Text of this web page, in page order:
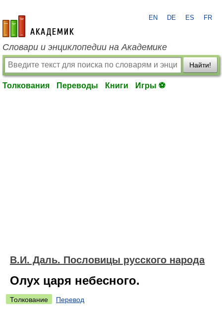
academic.ru
EN DE ES FR
Словари и энциклопедии на Академике
Найти!
Толкования Переводы Книги Игры ⚽
В.И. Даль. Пословицы русского народа
Олух царя небесного.
Толкование
Перевод